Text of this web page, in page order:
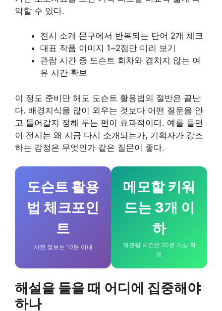
악할 수 있다.
전시 소개 문구에서 반복되는 단어 2개 체크
대표 작품 이미지 1~2점만 미리 보기
관람 시간 중 도슨트 회차와 겹치지 않는 여
유 시간 확보
이 정도 준비만 해도 도슨트 활용법의 절반은 끝난
다. 배경지식을 많이 외우는 것보다 어떤 질문을 안
고 들어갈지 정해 두는 편이 효과적이다. 예를 들면
이 전시는 왜 지금 다시 소개되는가, 기획자가 강조
하는 감정은 무엇인가 같은 질문이 좋다.
도슨트 활용
법 체크포인
트
사전 정보는 10분 이내
메모할 키워
드는 3개 이
하
재관람 시간은 20분 이상 확
보
해설을 들을 때 어디에 집중해야
하나